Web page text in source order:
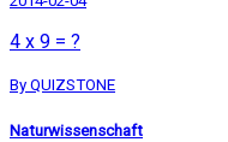
4 x 9 = ?
By QUIZSTONE
Naturwissenschaft